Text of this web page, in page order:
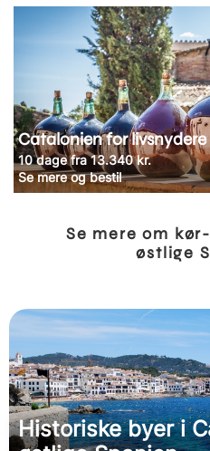
Catalonien for livsnydere
10 dage fra 13.340 kr.
Se mere og bestil
Se mere om
østlige
Historiske byer i